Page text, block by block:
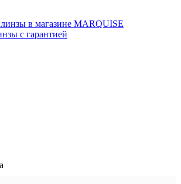
с гарантией